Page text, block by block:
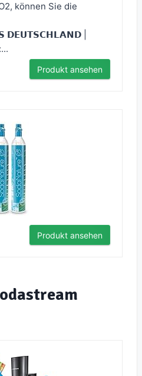
können Sie die
𝗗𝗘𝗨𝗧𝗦𝗖𝗛𝗟𝗔𝗡𝗗 |
Produkt ansehen
Produkt ansehen